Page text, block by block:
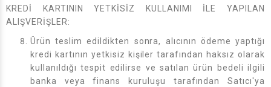
KREDİ KARTININ YETKİSİZ KULLANIMI İLE YAPILAN
ALIŞVERİŞLER:
Ürün teslim edildikten sonra, alıcının ödeme yaptığı
kredi kartının yetkisiz kişiler tarafından haksız olarak
kullanıldığı tespit edilirse ve satılan ürün bedeli ilgili
banka veya finans kuruluşu tarafından Satıcı'ya